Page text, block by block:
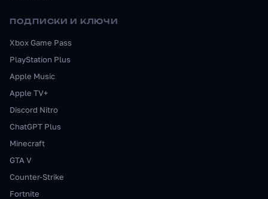
ПОДПИСКИ И КЛЮЧИ
Xbox Game Pass
PlayStation Plus
Apple Music
Apple TV+
Discord Nitro
ChatGPT Plus
Minecraft
GTA V
Counter-Strike
Fortnite